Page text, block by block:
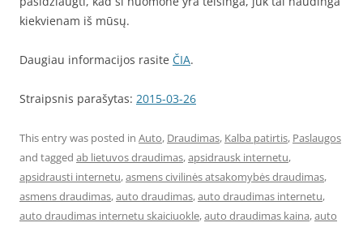
kiekvienam iš mūsų.
Daugiau informacijos rasite ČIA.
Straipsnis parašytas: 2015-03-26
This entry was posted in Auto, Draudimas, Kalba patirtis, Paslaugos
and tagged ab lietuvos draudimas,apsidrausk internetu,
apsidrausti internetu,asmens civilinės atsakomybės draudimas,
asmens draudimas,auto draudimas,auto draudimas internetu,
auto draudimas internetu skaiciuokle,auto draudimas kaina,auto